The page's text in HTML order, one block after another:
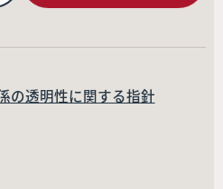
の透明性に関する指針